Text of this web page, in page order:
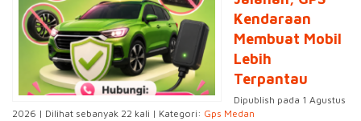
Kendaraan
Membuat Mobil
Lebih
Terpantau
Dipublish pada 1 Agustus
2026 | Dilihat sebanyak 22 kali | Kategori: Gps Medan